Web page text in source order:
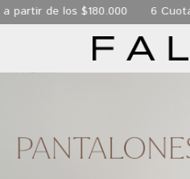
$180.000 6 Cuotas sin interés